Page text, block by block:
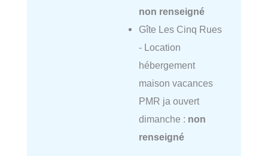
non renseigné
Gîte Les Cinq Rues
- Location
hébergement
maison vacances
PMR ja ouvert
dimanche : non
renseigné